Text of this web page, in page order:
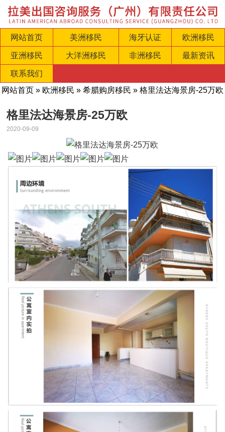
网站首页 美洲移民 海牙认证 欧洲移民
亚洲移民 大洋洲移民 非洲移民 最新资讯
联系我们
网站首页 » 欧洲移民 » 希腊购房移民 » 格里法达海景房-25万欧
格里法达海景房-25万欧
2020-09-09